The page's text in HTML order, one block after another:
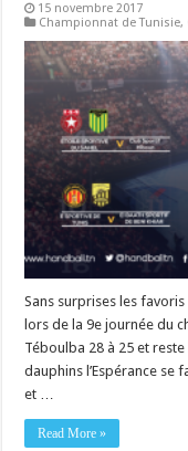
15 novembre 2017
Championnat de Tunisie,
Sans surprises les
lors de la 9e journée du
Téboulba 28 à 25 et
dauphins l’Espérance se
et …
Read More »